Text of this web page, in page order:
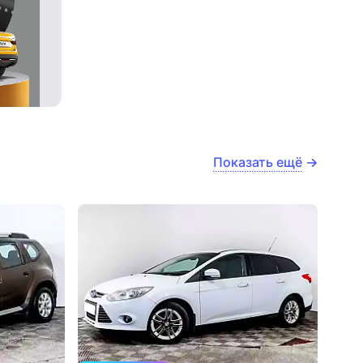
Показать ещё